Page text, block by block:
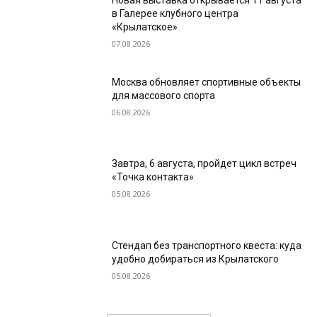
в Галерее клубного центра
«Крылатское»
07.08.2026
Москва обновляет спортивные объекты
для массового спорта
06.08.2026
Завтра, 6 августа, пройдет цикл встреч
«Точка контакта»
05.08.2026
Стендап без транспортного квеста: куда
удобно добираться из Крылатского
05.08.2026